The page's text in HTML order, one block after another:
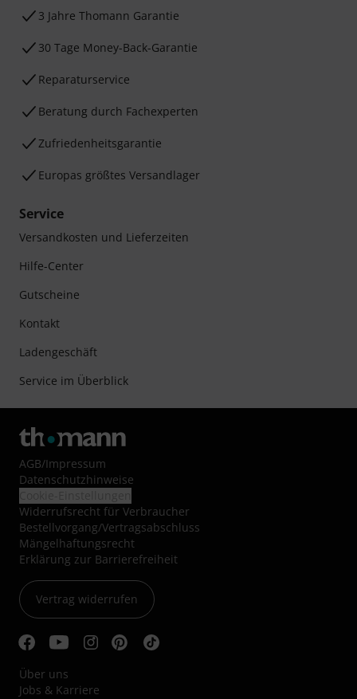
3 Jahre Thomann Garantie
30 Tage Money-Back-Garantie
Reparaturservice
Beratung durch Fachexperten
Zufriedenheitsgarantie
Europas größtes Versandlager
Service
Versandkosten und Lieferzeiten
Hilfe-Center
Gutscheine
Kontakt
Ladengeschäft
Service im Überblick
AGB/Impressum
Datenschutzhinweise
Widerrufsrecht für Verbraucher
Bestellvorgang/Vertragsabschluss
Mängelhaftungsrecht
Erklärung zur Barrierefreiheit
Vertrag widerrufen
Über uns
Jobs & Karriere